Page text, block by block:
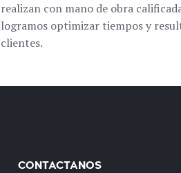
realizan con mano de obra
logramos optimizar tiempos y
clientes.
CONTACTANOS